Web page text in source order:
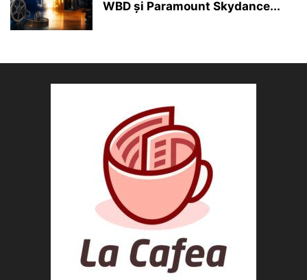
WBD și Paramount Skydance...